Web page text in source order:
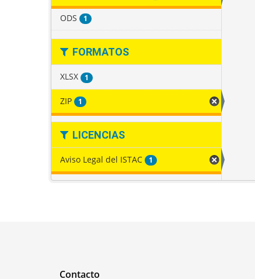
ODS 1
FORMATOS
XLSX 1
ZIP 1
LICENCIAS
Aviso Legal del ISTAC 1
Contacto